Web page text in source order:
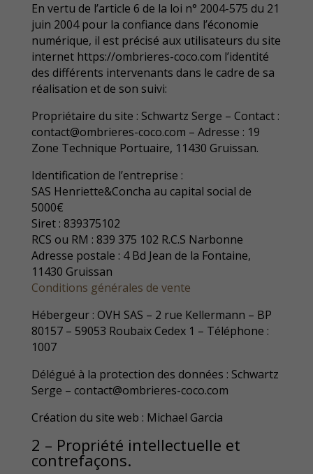
En vertu de l’article 6 de la loi n° 2004-575 du 21
juin 2004 pour la confiance dans l’économie
numérique, il est précisé aux utilisateurs du site
internet https://ombrieres-coco.com l’identité
des différents intervenants dans le cadre de sa
réalisation et de son suivi:
Propriétaire du site : Schwartz Serge – Contact :
contact@ombrieres-coco.com – Adresse : 19
Zone Technique Portuaire, 11430 Gruissan.
Identification de l’entreprise :
SAS Henriette&Concha au capital social de
5000€
Siret : 839375102
RCS ou RM : 839 375 102 R.C.S Narbonne
Adresse postale : 4 Bd Jean de la Fontaine,
11430 Gruissan
Conditions générales de vente
Hébergeur : OVH SAS – 2 rue Kellermann – BP
80157 – 59053 Roubaix Cedex 1 – Téléphone :
1007
Délégué à la protection des données : Schwartz
Serge – contact@ombrieres-coco.com
Création du site web : Michael Garcia
2 – Propriété intellectuelle et
contrefaçons.